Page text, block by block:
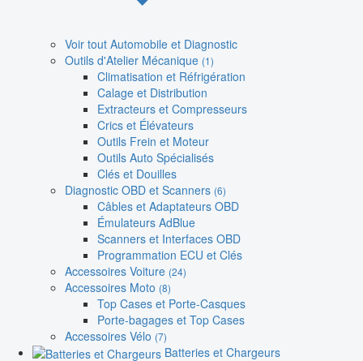
Voir tout Automobile et Diagnostic
Outils d'Atelier Mécanique (1)
Climatisation et Réfrigération
Calage et Distribution
Extracteurs et Compresseurs
Crics et Élévateurs
Outils Frein et Moteur
Outils Auto Spécialisés
Clés et Douilles
Diagnostic OBD et Scanners (6)
Câbles et Adaptateurs OBD
Émulateurs AdBlue
Scanners et Interfaces OBD
Programmation ECU et Clés
Accessoires Voiture (24)
Accessoires Moto (8)
Top Cases et Porte-Casques
Porte-bagages et Top Cases
Accessoires Vélo (7)
Batteries et Chargeurs